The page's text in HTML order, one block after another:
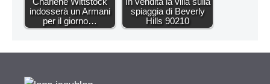
indosserà un Armani
per il giorno…
spiaggia di Beverly
Hills 90210